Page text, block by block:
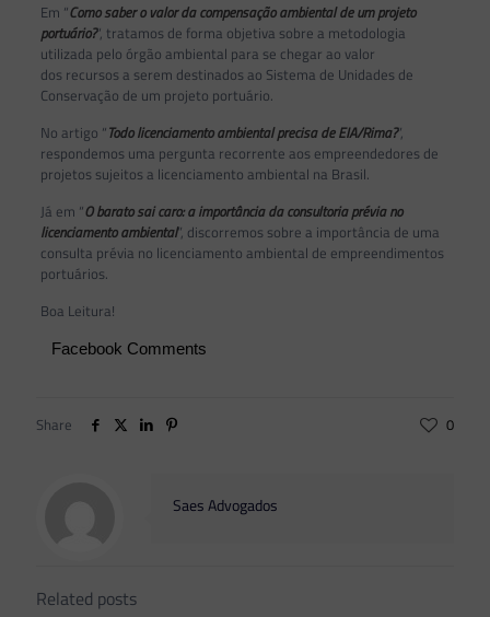
Em “Como saber o valor da compensação ambiental de um projeto
portuário?“, tratamos de forma objetiva sobre a metodologia
utilizada pelo órgão ambiental para se chegar ao valor
dos recursos a serem destinados ao Sistema de Unidades de
Conservação de um projeto portuário.
No artigo “Todo licenciamento ambiental precisa de EIA/Rima?”,
respondemos uma pergunta recorrente aos empreendedores de
projetos sujeitos a licenciamento ambiental na Brasil.
Já em “O barato sai caro: a importância da consultoria prévia no
licenciamento ambiental”, discorremos sobre a importância de uma
consulta prévia no licenciamento ambiental de empreendimentos
portuários.
Boa Leitura!
Facebook Comments
Share 0
Saes Advogados
Related posts